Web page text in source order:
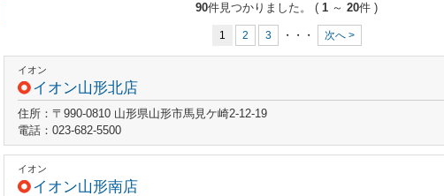
90件見つかりました。 ( 1 ～ 20件 )
1 2 3 ・・・ 次へ >
イオン
イオン山形北店
住所：〒990-0810 山形県山形市馬見ケ崎2-12-19
電話：023-682-5500
イオン
イオン山形南店